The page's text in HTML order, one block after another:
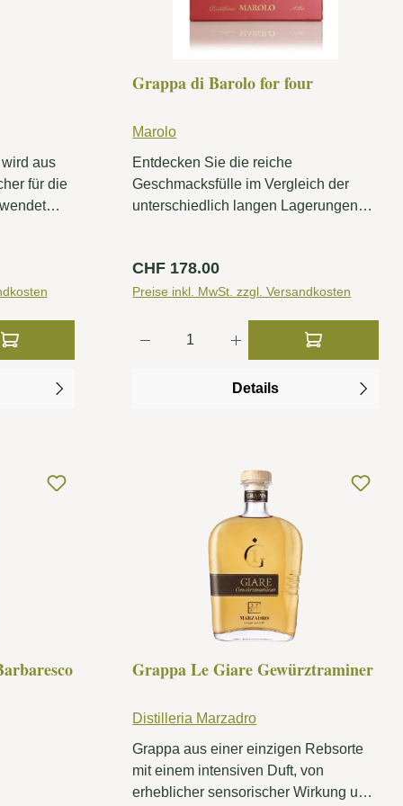
benutze die Schaltflächen um die
aus
für die
den gewünschten Wert ein oder
Grappa di Barolo for four
Marolo
Entdecken Sie die reiche
Geschmacksfülle im Vergleich der
unterschiedlich langen Lagerungen
Regulärer Preis:
CHF 178.00
Preise inkl. MwSt. zzgl. Versandkosten
Produkt Anzahl: Gib den
Details
Grappa Le Giare Gewürztraminer
Distilleria Marzadro
Grappa aus einer einzigen Rebsorte
mit einem intensiven Duft, von
erheblicher sensorischer Wirkung und